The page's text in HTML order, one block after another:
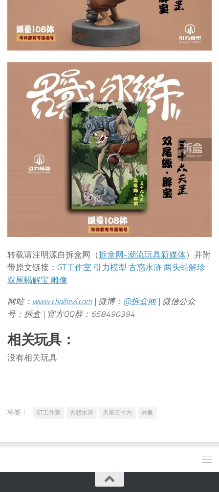
转载请注明源自拆盒网（拆盒网-潮流玩具新媒体）并附
带原文链接： GT工作室 引力模型 古惑水浒 两头蛇解珍
双尾蝎解宝 雕像
网站： www.chaihezi.com| 微博： @拆盒网| 微信公众
号：拆盒 | 官方QQ群：658490394
相关玩具：
没有相关玩具
标签： GT工作室 古惑水浒 天罡三十六 雕像